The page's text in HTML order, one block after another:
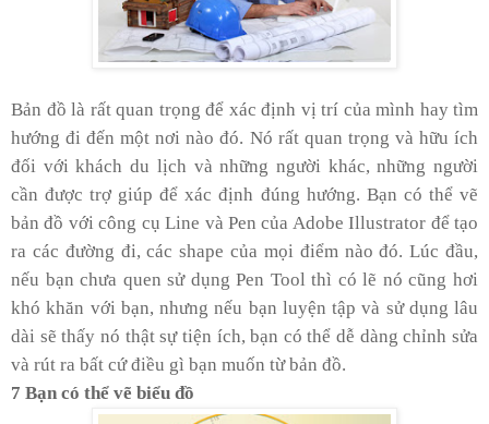
Bản đồ là rất quan trọng để xác định vị trí của mình hay tìm
hướng đi đến một nơi nào đó. Nó rất quan trọng và hữu ích
đối với khách du lịch và những người khác, những người
cần được trợ giúp để xác định đúng hướng. Bạn có thể vẽ
bản đồ với công cụ Line và Pen của Adobe Illustrator để tạo
ra các đường đi, các shape của mọi điểm nào đó. Lúc đầu,
nếu bạn chưa quen sử dụng Pen Tool thì có lẽ nó cũng hơi
khó khăn với bạn, nhưng nếu bạn luyện tập và sử dụng lâu
dài sẽ thấy nó thật sự tiện ích, bạn có thể dễ dàng chỉnh sửa
và rút ra bất cứ điều gì bạn muốn từ bản đồ.
7 Bạn có thể vẽ biểu đồ